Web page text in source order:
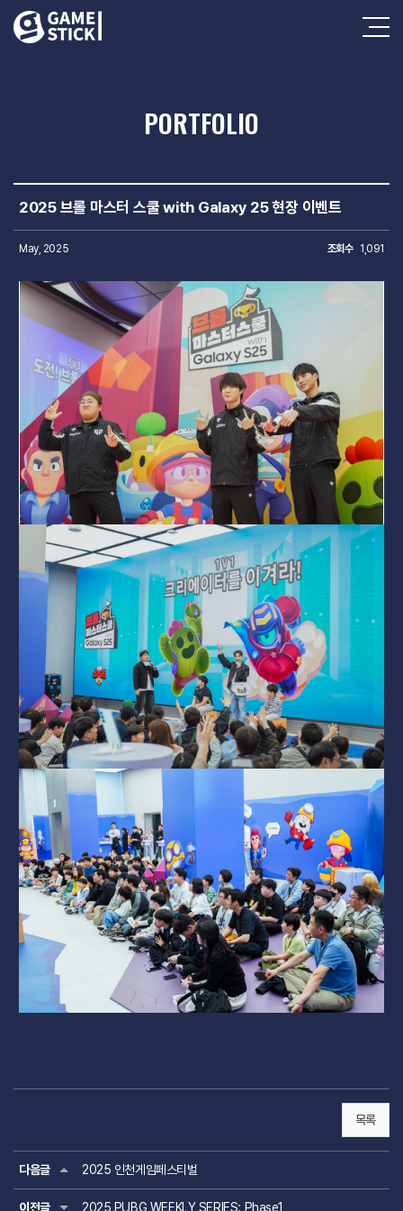
PORTFOLIO
2025 브롤 마스터 스쿨 with Galaxy 25 현장 이벤트
May, 2025 조회수 1,091
목록
다음글 2025 인천게임페스티벌
이전글 2025 PUBG WEEKLY SERIES: Phase1